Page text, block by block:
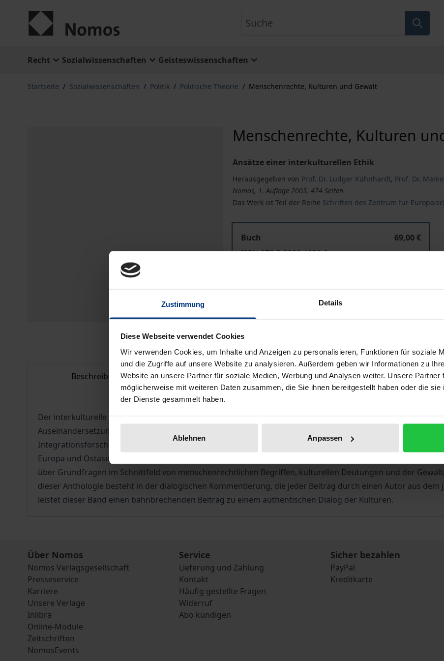
Zustimmung Details
Diese Webseite verwendet Cookies
Wir verwenden Cookies, um Inhalte und Anzeigen zu personalisieren, Funktionen für soziale
und die Zugriffe auf unsere Website zu analysieren. Außerdem geben wir Informationen zu
Website an unsere Partner für soziale Medien, Werbung und Analysen weiter. Unsere Partner
möglicherweise mit weiteren Daten zusammen, die Sie ihnen bereitgestellt haben oder die
der Dienste gesammelt haben.
Ablehnen Anpassen
Recht Sozialwissenschaften Geisteswissenschaften
Startseite / Sozialwissenschaften / Politik / Politische Theorie / Menschenrechte, Kulturen und Gewalt
Menschenrechte, Kulturen
Ansätze einer interkulturellen Ethik
Herausgegeben von Prof. Dr. Ludger Kühnhardt, Prof. Dr.
Nomos, 1. Auflage 2005, 474 Seiten
Das Werk ist Teil der Reihe Schriften des Zentrum für
Buch
69,00 €
ISBN 978-3-8329-1038-9
Beschreibung Bibliografische Angaben Rezensionen
Der interkulturelle Dialog zwischen dem Westen und ostasiatischen Intellektuellen ist nicht unberührt
Auseinandersetzung mit dem internationalen Terrorismus. In Fortsetzung eines weitbeachteten
Integrationsforschung (ZEI) gemeinsam mit der Hermann und Marianne Straniak Stiftung realisiert hat,
Europa und Ostasien, angesichts der zeitaktuellen Umstände ergänzt durch gewichtige Stimmen aus den
über Grundfragen im Schnittfeld von menschenrechtlichen Begriffen, kulturellen Deutungen und der
dieser Anthologie besteht in der dialogischen Kommentierung, die jeder Beitrag durch einen Autor aus
leistet dieser Band einen bahnbrechenden Beitrag zu einem authentischen Dialog der Kulturen.
Über Nomos
Nomos Verlagsgesellschaft
Presseservice
Karriere
Unsere Verlage
Inlibra
Online-Module
Zeitschriften
NomosEvents
Service
Lieferung und Zahlung
Kontakt
Häufig gestellte Fragen
Widerruf
Abo kündigen
Sicher bezahlen
PayPal
Kreditkarte